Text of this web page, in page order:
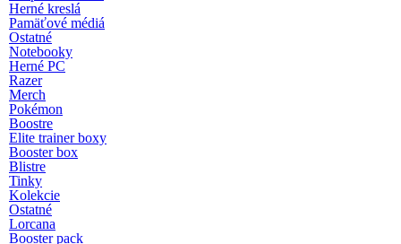
Herné kreslá
Pamäťové médiá
Ostatné
Notebooky
Herné PC
Razer
Merch
Pokémon
Boostre
Elite trainer boxy
Booster box
Blistre
Tinky
Kolekcie
Ostatné
Lorcana
Booster pack